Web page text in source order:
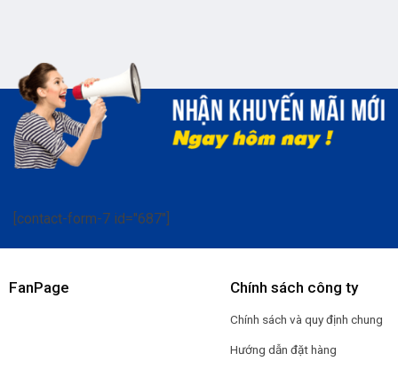
[contact-form-7 id="687"]
FanPage Chính sách công ty
Chính sách và quy định chung
Hướng dẫn đặt hàng